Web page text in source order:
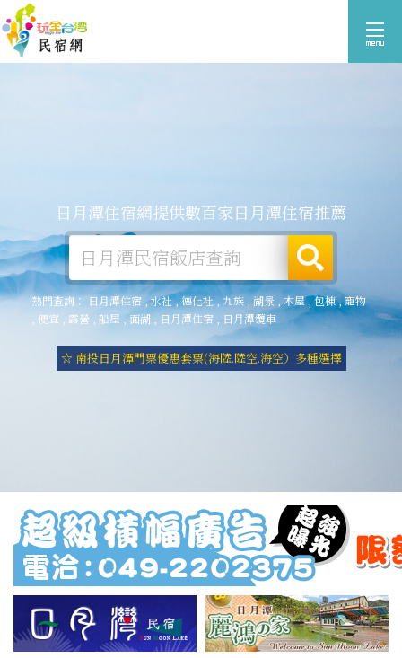
日月潭住宿網提供數百家日月潭住宿推薦
熱門查詢： 日月潭住宿 ,水社,德化社,九族,湖景 木屋,包棟,寵物
便宜 露營 船屋 面湖, 日月潭住宿 日月潭纜車
☆ 南投日月潭門票優惠套票(海陸.陸空.海空）多種選擇